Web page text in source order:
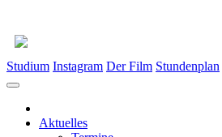
Studium Instagram Der Film Stundenplan
Aktuelles